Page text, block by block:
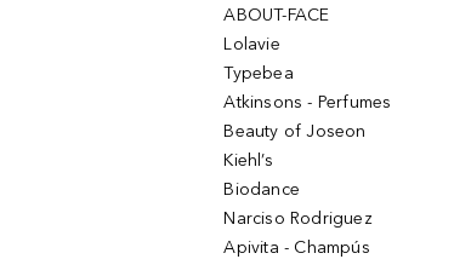
ABOUT-FACE
Lolavie
Typebea
Atkinsons - Perfumes
Beauty of Joseon
Kiehl’s
Biodance
Narciso Rodriguez
Apivita - Champús